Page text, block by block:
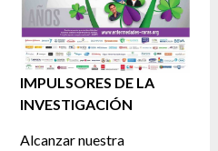
IMPULSORES DE LA
INVESTIGACIÓN
Alcanzar nuestra